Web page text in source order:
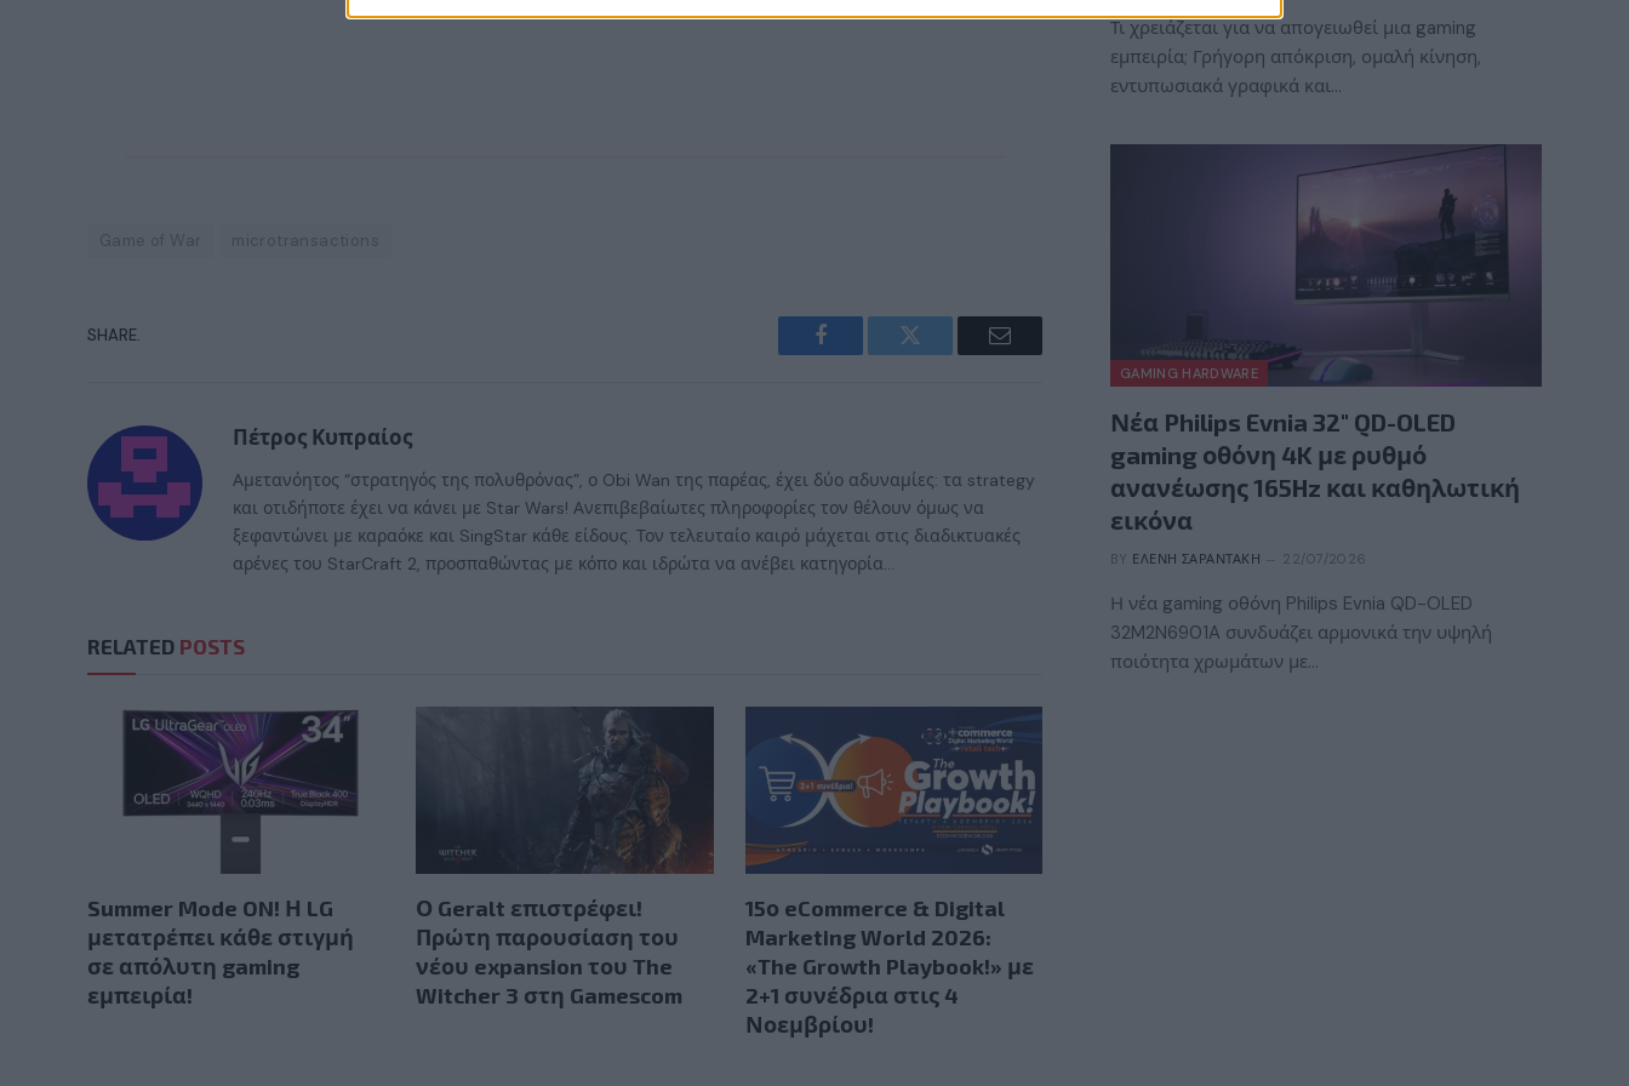
Game of War microtransactions
SHARE.
Facebook Twitter Email
Πέτρος Κυπραίος
Αμετανόητος “στρατηγός της πολυθρόνας”, ο Obi Wan της παρέας, έχει δύο αδυναμίες: τα strategy
και οτιδήποτε έχει να κάνει με Star Wars! Ανεπιβεβαίωτες πληροφορίες τον θέλουν όμως να
ξεφαντώνει με καραόκε και SingStar κάθε είδους. Τον τελευταίο καιρό μάχεται στις διαδικτυακές
αρένες του StarCraft 2, προσπαθώντας με κόπο και ιδρώτα να ανέβει κατηγορία...
RELATED POSTS
Summer Mode ON! Η LG
μετατρέπει κάθε στιγμή
σε απόλυτη gaming
εμπειρία!
Ο Geralt επιστρέφει!
Πρώτη παρουσίαση του
νέου expansion του The
Witcher 3 στη Gamescom
15ο eCommerce & Digital
Marketing World 2026:
«The Growth Playbook!» με
2+1 συνέδρια στις 4
Νοεμβρίου!
Τι χρειάζεται για να απογειωθεί μια gaming
εμπειρία; Γρήγορη απόκριση, ομαλή κίνηση,
εντυπωσιακά γραφικά και…
GAMING HARDWARE
Νέα Philips Evnia 32″ QD-OLED
gaming οθόνη 4K με ρυθμό
ανανέωσης 165Hz και καθηλωτική
εικόνα
BY ΕΛΈΝΗ ΣΑΡΑΝΤΆΚΗ 22/07/2026
Η νέα gaming οθόνη Philips Evnia QD-OLED
32M2N6901A συνδυάζει αρμονικά την υψηλή
ποιότητα χρωμάτων με…